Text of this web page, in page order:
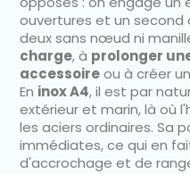
ouvertures et un second
deux sans nœud ni
charge, à prolonger
accessoireou à créer
En inox A4, il est par
extérieur et marin, là où
les aciers ordinaires. Sa
immédiates, ce qui en
d'accrochage et de